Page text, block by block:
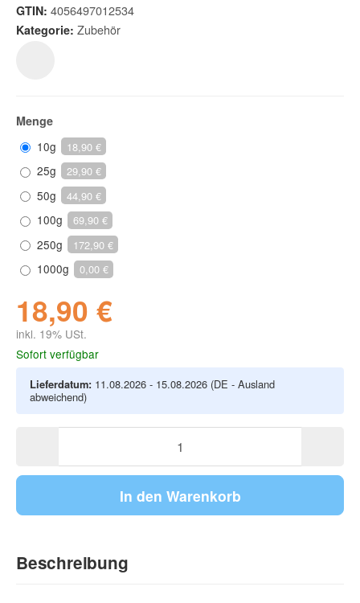
GTIN: 4056497012534
Kategorie: Zubehör
Menge
10g
18,90 €
25g 29,90 €
50g 44,90 €
100g 69,90 €
250g 172,90 €
1000g 0,00 €
18,90 €
inkl. 19% USt.
Sofort verfügbar
Lieferdatum: 11.08.2026 - 15.08.2026 (DE - Ausland
abweichend)
In den Warenkorb
Beschreibung